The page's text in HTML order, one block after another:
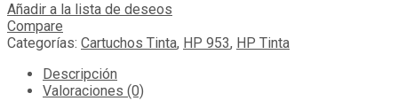
Añadir a la lista de deseos
Compare
Categorías: Cartuchos Tinta, HP 953, HP Tinta
Descripción
Valoraciones (0)